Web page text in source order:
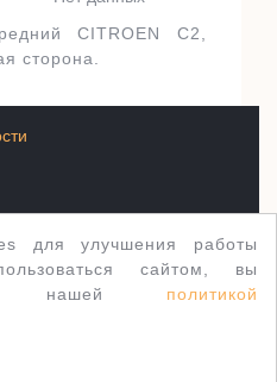
CITROEN C2,
сторона.
для улучшения работы
сайтом, вы
с нашей политикой
WordPress тема Jewellery